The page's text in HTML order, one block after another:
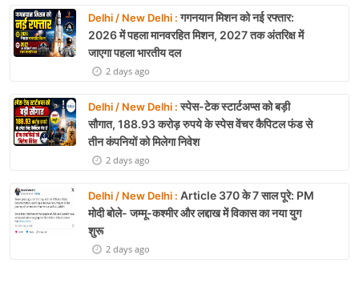
Delhi / New Delhi :गगनयान मिशन को नई रफ्तार:
2026 में पहला मानवरहित मिशन, 2027 तक अंतरिक्ष में
जाएगा पहला भारतीय दल
2 days ago
Delhi / New Delhi :स्पेस-टेक स्टार्टअप्स को बड़ी
सौगात, 188.93 करोड़ रुपये के स्पेस वेंचर कैपिटल फंड से
तीन कंपनियों को मिलेगा निवेश
2 days ago
Delhi / New Delhi : Article 370 के 7 साल पूरे: PM
मोदी बोले- जम्मू-कश्मीर और लद्दाख में विकास का नया युग
शुरू
2 days ago